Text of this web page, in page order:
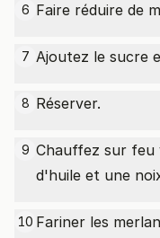
6 Faire réduire de
7 Ajoutez le sucre
8 Réserver.
9 Chauffez sur feu
d'huile et une
10 Fariner les